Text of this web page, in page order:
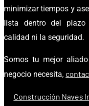
minimizar tiempos y
lista dentro del plazo
calidad ni la seguridad.
Somos tu mejor
negocio necesita,
Construcción Naves